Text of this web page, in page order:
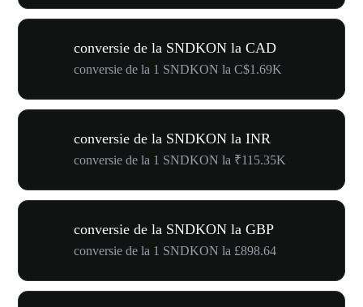
conversie de la SNDKON la CAD
conversie de la 1 SNDKON la C$1.69K
conversie de la SNDKON la INR
conversie de la 1 SNDKON la ₹115.35K
conversie de la SNDKON la GBP
conversie de la 1 SNDKON la £898.64